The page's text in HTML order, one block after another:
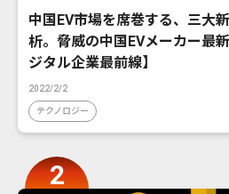
中国EV市場を席巻する、三大
析。脅威の中国EVメーカー最
ジタル企業最前線】
2022/2/2
テクノロジー